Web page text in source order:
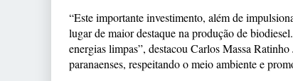
“Este importante investimento, além de
lugar de maior destaque na produção de
energias limpas”, destacou Carlos Massa
paranaenses, respeitando o meio ambiente e